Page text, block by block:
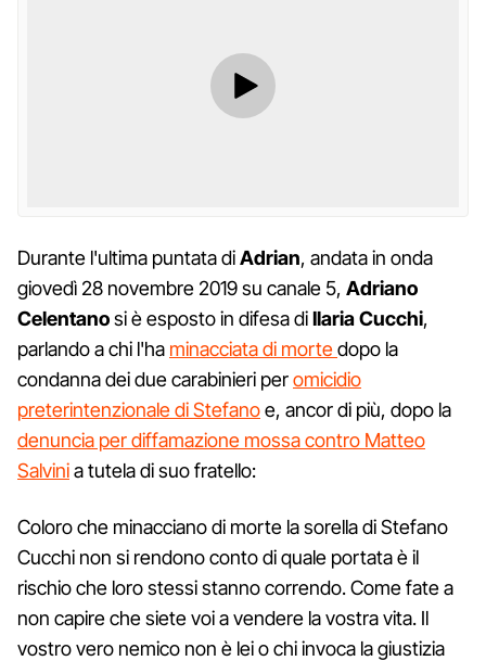
Durante l'ultima puntata diAdrian, andata in onda
giovedì 28 novembre 2019 su canale 5, Adriano
Celentanosi è esposto in difesa diIlaria Cucchi,
parlando a chi l'ha minacciata di mortedopo la
condanna dei due carabinieri peromicidio
preterintenzionale di Stefanoe, ancor di più, dopo la
denuncia per diffamazione mossa contro Matteo
Salvinia tutela di suo fratello:
Coloro che minacciano di morte la sorella di Stefano
Cucchi non si rendono conto di quale portata è il
rischio che loro stessi stanno correndo. Come fate a
non capire che siete voi a vendere la vostra vita. Il
vostro vero nemico non è lei o chi invoca la giustizia